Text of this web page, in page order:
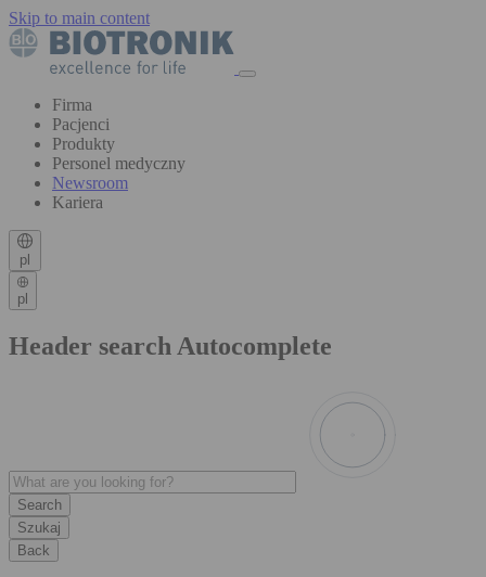
Skip to main content
Firma
Pacjenci
Produkty
Personel medyczny
Newsroom
Kariera
pl
pl
Header search Autocomplete
Szukaj
Back